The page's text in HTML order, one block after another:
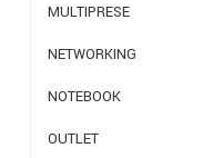
MULTIPRESE
NETWORKING
NOTEBOOK
OUTLET